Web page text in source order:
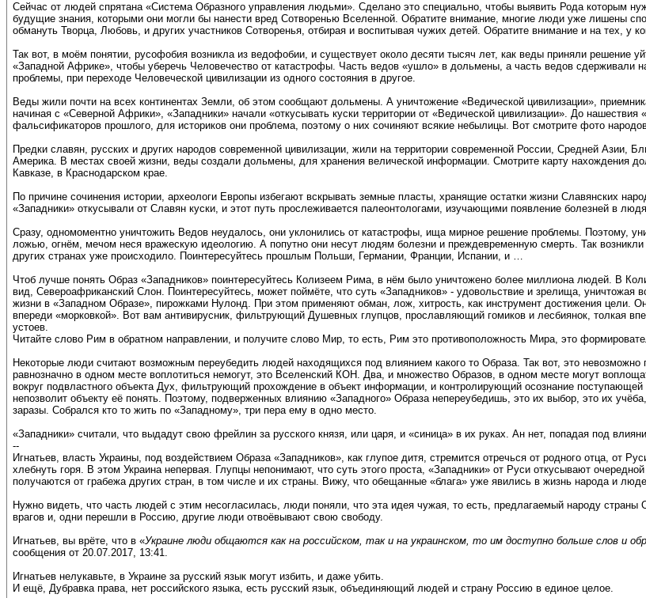
Сейчас от людей спрятана «Система Образного управления людьми». Сделано это специально, чтобы выявить Рода которым
будущие знания, которыми они могли бы нанести вред Сотворенью Вселенной. Обратите внимание, многие люди уже лишены
обмануть Творца, Любовь, и других участников Сотворенья, отбирая и воспитывая чужих детей. Обратите внимание и на тех, у
Так вот, в моём понятии, русофобия возникла из ведофобии, и существует около десяти тысяч лет, как веды приняли решение
«Западной Африке», чтобы уберечь Человечество от катастрофы. Часть ведов «ушло» в дольмены, а часть ведов сдерживали
проблемы, при переходе Человеческой цивилизации из одного состояния в другое.
Веды жили почти на всех континентах Земли, об этом сообщают дольмены. А уничтожение «Ведической цивилизации»,
начиная с «Северной Африки», «Западники» начали «откусывать куски территории от «Ведической цивилизации». До
фальсификаторов прошлого, для историков они проблема, поэтому о них сочиняют всякие небылицы. Вот смотрите фото
Предки славян, русских и других народов современной цивилизации, жили на территории современной России, Средней Азии,
Америка. В местах своей жизни, веды создали дольмены, для хранения велической информации. Смотрите карту нахождения
Кавказе, в Краснодарском крае.
По причине сочинения истории, археологи Европы избегают вскрывать земные пласты, хранящие остатки жизни Славянских
«Западники» откусывали от Славян куски, и этот путь прослеживается палеонтологами, изучающими появление болезней в
Сразу, одномоментно уничтожить Ведов неудалось, они уклонились от катастрофы, ища мирное решение проблемы. Поэтому,
ложью, огнём, мечом неся вражескую идеологию. А попутно они несут людям болезни и преждевременную смерть. Так
других странах уже происходило. Поинтересуйтесь прошлым Польши, Германии, Франции, Испании, и …
Чтоб лучше понять Образ «Западников» поинтересуйтесь Колизеем Рима, в нём было уничтожено более миллиона людей. В
вид, Североафриканский Слон. Поинтересуйтесь, может поймёте, что суть «Западников» - удовольствие и зрелища,
жизни в «Западном Образе», пирожками Нулонд. При этом применяют обман, лож, хитрость, как инструмент достижения цели.
впереди «морковкой». Вот вам антивирусник, фильтрующий Душевных глупцов, прославляющий гомиков и лесбиянок, толкая
устоев.
Читайте слово Рим в обратном направлении, и получите слово Мир, то есть, Рим это противоположность Мира, это
Некоторые люди считают возможным переубедить людей находящихся под влиянием какого то Образа. Так вот, это
равнозначно в одном месте воплотиться немогут, это Вселенский КОН. Два, и множество Образов, в одном месте могут
вокруг подвластного объекта Дух, фильтрующий прохождение в объект информации, и контролирующий осознание
непозволит объекту её понять. Поэтому, подверженных влиянию «Западного» Образа непереубедишь, это их выбор, это их
заразы. Собрался кто то жить по «Западному», три пера ему в одно место.
«Западники» считали, что выдадут свою фрейлин за русского князя, или царя, и «синица» в их руках. Ан нет, попадая под
--
Игнатьев, власть Украины, под воздействием Образа «Западников», как глупое дитя, стремится отречься от родного отца, от
хлебнуть горя. В этом Украина непервая. Глупцы непонимают, что суть этого проста, «Западники» от Руси откусывают
получаются от грабежа других стран, в том числе и их страны. Вижу, что обещанные «блага» уже явились в жизнь народа и
Нужно видеть, что часть людей с этим несогласилась, люди поняли, что эта идея чужая, то есть, предлагаемый народу
врагов и, одни перешли в Россию, другие люди отвоёвывают свою свободу.
Игнатьев, вы врёте, что в «Украине люди общаются как на российском, так и на украинском, то им доступно больше слов и
сообщения от 20.07.2017, 13:41.
Игнатьев нелукавьте, в Украине за русский язык могут избить, и даже убить.
И ещё, Дубравка права, нет российского языка, есть русский язык, объединяющий людей и страну Россию в единое целое.